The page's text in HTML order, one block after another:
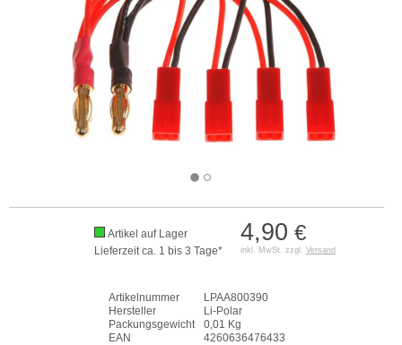
4,90 €
inkl. MwSt. zzgl. Versand
Artikel auf Lager
Lieferzeit ca. 1 bis 3 Tage*
Artikelnummer
LPAA800390
Hersteller
Li-Polar
Packungsgewicht
0,01 Kg
EAN
4260636476433